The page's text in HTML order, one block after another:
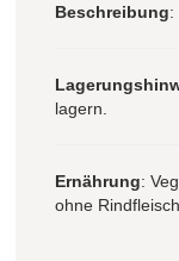
Beschreibung:
lagern.
Ernährung:
ohne Rindfleisch